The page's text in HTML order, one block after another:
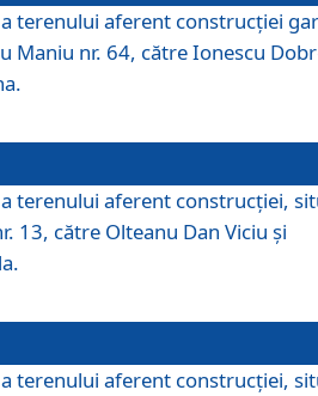
terenului aferent construcției
Maniu nr. 64, către Ionescu
terenului aferent construcției,
13, către Olteanu Dan Viciu și
terenului aferent construcției,